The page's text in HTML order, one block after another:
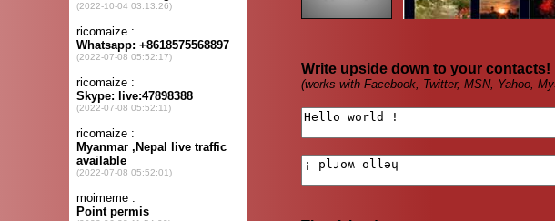
Write upside down to your contacts!
(works with Facebook, Twitter, MSN, Yahoo,